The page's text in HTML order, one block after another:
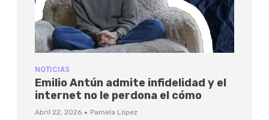
NOTICIAS
Emilio Antún admite infidelidad y el
internet no le perdona el cómo
Abril 22, 2026 · Pamela López